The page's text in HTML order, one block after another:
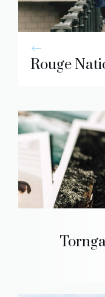
Rouge